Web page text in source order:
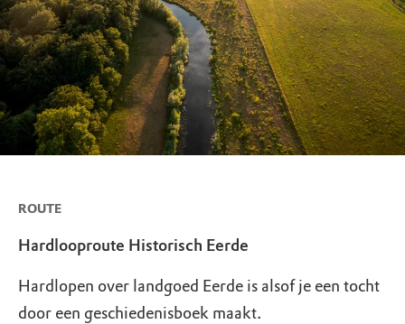
ROUTE
Hardlooproute Historisch Eerde
Hardlopen over landgoed Eerde is alsof je een tocht
door een geschiedenisboek maakt.